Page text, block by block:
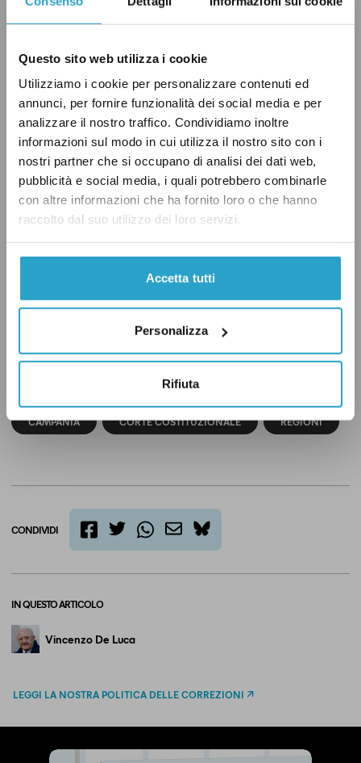
Questo sito web utilizza i cookie
Utilizziamo i cookie per personalizzare contenuti ed
annunci, per fornire funzionalità dei social media e per
analizzare il nostro traffico. Condividiamo inoltre
informazioni sul modo in cui utilizza il nostro sito con i
nostri partner che si occupano di analisi dei dati web,
pubblicità e social media, i quali potrebbero combinarle
con altre informazioni che ha fornito loro o che hanno
raccolto dal suo utilizzo dei loro servizi.
Accetta tutti
Personalizza
Rifiuta
contro la legge elettorale campana.
De Luca ha criticato la decisione della Corte
Costituzionale,scrivendosu Facebook:
«Accolta una tesi strampalata, progettata in
udienza, che ha fatto inorridire autorevoli
costituzionalisti. La buona notizia è che ci sarà
molto lavoro per gli imbianchini. Si dovrà
infatti cancellare in tutte le sedi giudiziarie del
LEGGI ANCHE:Ogni regione italiana vota a
CAMPANIA CORTE COSTITUZIONALE REGIONI
CONDIVIDI
bluesky
IN QUESTO ARTICOLO
Vincenzo De Luca
LEGGI LA NOSTRA POLITICA DELLE CORREZIONI